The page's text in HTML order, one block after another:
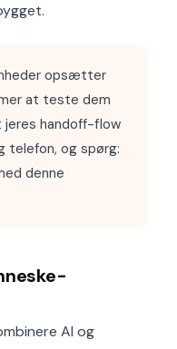
opsætter
at teste dem
jeres handoff-flow
telefon, og spørg:
denne
AI og